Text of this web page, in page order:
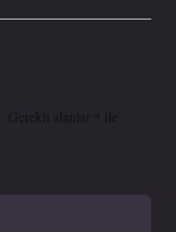
Gerekli alanlar
ile